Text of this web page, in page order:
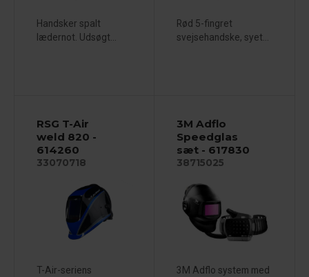
Handsker spalt
lædernot. Udsøgt...
Rød 5-fingret
svejsehandske, syet...
RSG T-Air
weld 820 -
614260
33070718
T-Air-seriens
3M Adflo
Speedglas
sæt - 617830
38715025
3M Adflo system med